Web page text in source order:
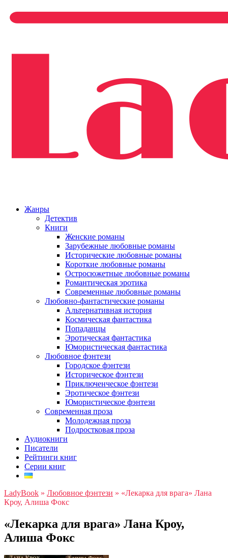
Жанры
Детектив
Книги
Женские романы
Зарубежные любовные романы
Исторические любовные романы
Короткие любовные романы
Остросюжетные любовные романы
Романтическая эротика
Современные любовные романы
Любовно-фантастические романы
Альтернативная история
Космическая фантастика
Попаданцы
Эротическая фантастика
Юмористическая фантастика
Любовное фэнтези
Городское фэнтези
Историческое фэнтези
Приключенческое фэнтези
Эротическое фэнтези
Юмористическое фэнтези
Современная проза
Молодежная проза
Подростковая проза
Аудиокниги
Писатели
Рейтинги книг
Серии книг
LadyBook » Любовное фэнтези » «Лекарка для врага» Лана
Кроу, Алиша Фокс
«Лекарка для врага» Лана Кроу,
Алиша Фокс